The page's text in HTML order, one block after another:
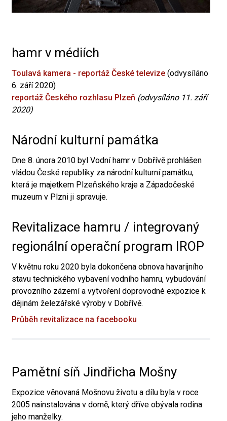
hamr v médiích
Toulavá kamera - reportáž České televize (odvysíláno
6. září 2020)
reportáž Českého rozhlasu Plzeň (odvysíláno 11. září
2020)
Národní kulturní památka
Dne 8. února 2010 byl Vodní hamr v Dobřívě prohlášen
vládou České republiky za národní kulturní památku,
která je majetkem Plzeňského kraje a Západočeské
muzeum v Plzni ji spravuje.
Revitalizace hamru / integrovaný
regionální operační program IROP
V květnu roku 2020 byla dokončena obnova havarijního
stavu technického vybavení vodního hamru, vybudování
provozního zázemí a vytvoření doprovodné expozice k
dějinám železářské výroby v Dobřívě.
Průběh revitalizace na facebooku
Pamětní síň Jindřicha Mošny
Expozice věnovaná Mošnovu životu a dílu byla v roce
2005 nainstalována v domě, který dříve obývala rodina
jeho manželky.